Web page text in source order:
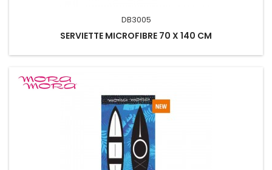
DB3005
SERVIETTE MICROFIBRE 70 X 140 CM